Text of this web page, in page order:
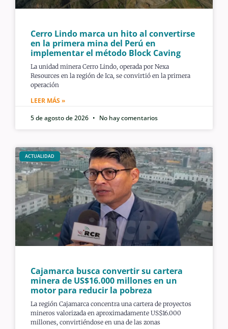
Cerro Lindo marca un hito al convertirse
en la primera mina del Perú en
implementar el método Block Caving
La unidad minera Cerro Lindo, operada por Nexa
Resources en la región de Ica, se convirtió en la primera
operación
LEER MÁS »
5 de agosto de 2026
No hay comentarios
ACTUALIDAD
Cajamarca busca convertir su cartera
minera de US$16.000 millones en un
motor para reducir la pobreza
La región Cajamarca concentra una cartera de proyectos
mineros valorizada en aproximadamente US$16.000
millones, convirtiéndose en una de las zonas